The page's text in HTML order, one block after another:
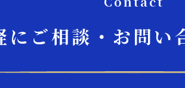
にご相談・お問い